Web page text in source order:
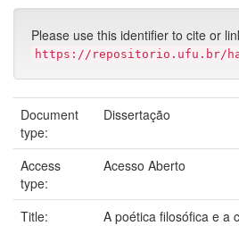
Please use this identifier to cite or
https://repositorio.ufu.br/
Document
type:
Dissertação
Access
type:
Acesso Aberto
Title:
A poética filosófica e a